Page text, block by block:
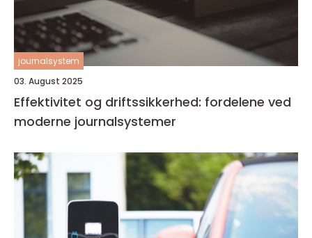
journalsystem
03. August 2025
Effektivitet og driftssikkerhed: fordelene ved
moderne journalsystemer